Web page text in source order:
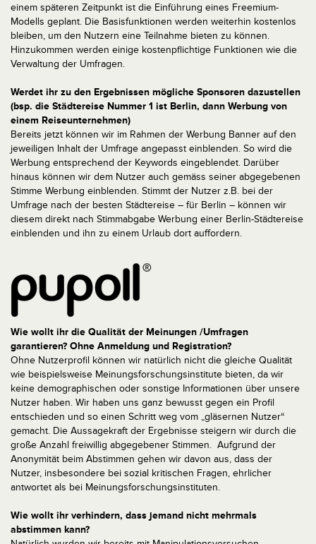
einem späteren Zeitpunkt ist die Einführung eines Freemium-
Modells geplant. Die Basisfunktionen werden weiterhin kostenlos
bleiben, um den Nutzern eine Teilnahme bieten zu können.
Hinzukommen werden einige kostenpflichtige Funktionen wie die
Verwaltung der Umfragen.
Werdet ihr zu den Ergebnissen mögliche Sponsoren dazustellen
(bsp. die Städtereise Nummer 1 ist Berlin, dann Werbung von
einem Reiseunternehmen)
Bereits jetzt können wir im Rahmen der Werbung Banner auf den
jeweiligen Inhalt der Umfrage angepasst einblenden. So wird die
Werbung entsprechend der Keywords eingeblendet. Darüber
hinaus können wir dem Nutzer auch gemäss seiner abgegebenen
Stimme Werbung einblenden. Stimmt der Nutzer z.B. bei der
Umfrage nach der besten Städtereise – für Berlin – können wir
diesem direkt nach Stimmabgabe Werbung einer Berlin-Städtereise
einblenden und ihn zu einem Urlaub dort auffordern.
Wie wollt ihr die Qualität der Meinungen /Umfragen
garantieren? Ohne Anmeldung und Registration?
Ohne Nutzerprofil können wir natürlich nicht die gleiche Qualität
wie beispielsweise Meinungsforschungsinstitute bieten, da wir
keine demographischen oder sonstige Informationen über unsere
Nutzer haben. Wir haben uns ganz bewusst gegen ein Profil
entschieden und so einen Schritt weg vom „gläsernen Nutzer“
gemacht. Die Aussagekraft der Ergebnisse steigern wir durch die
große Anzahl freiwillig abgegebener Stimmen. Aufgrund der
Anonymität beim Abstimmen gehen wir davon aus, dass der
Nutzer, insbesondere bei sozial kritischen Fragen, ehrlicher
antwortet als bei Meinungsforschungsinstituten.
Wie wollt ihr verhindern, dass jemand nicht mehrmals
abstimmen kann?